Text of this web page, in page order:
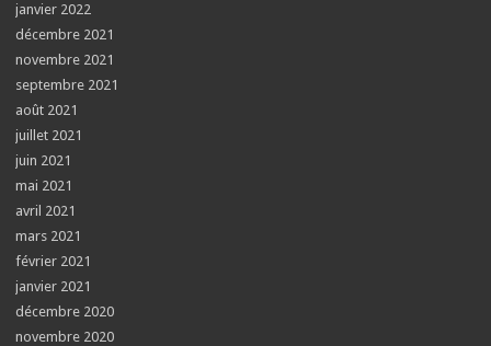
janvier 2022
décembre 2021
novembre 2021
septembre 2021
août 2021
juillet 2021
juin 2021
mai 2021
avril 2021
mars 2021
février 2021
janvier 2021
décembre 2020
novembre 2020